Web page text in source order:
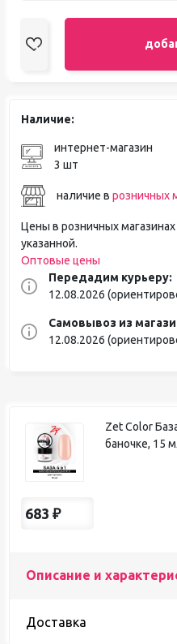
Наличие:
интернет-магазин
3 шт
наличие в розничных
Цены в розничных
указанной.
Оптовые цены
Передадим курьеру:
12.08.2026
Самовывоз из
12.08.2026
Zet Color
баночке, 15
683 ₽
Описание и
Доставка